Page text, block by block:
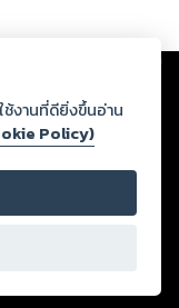
ฏว่าละเมิดสิทธิใน
ะศีลธรรม ดังนั้น ผู้อ่าน
และหากท่านพบว่าส่วน
ริษัท เพื่อทีมงานจะได้
ธิ์ตามพระราชบัญญัติ
ช้งานที่ดียิ่งขึ้นอ่าน
Policy)